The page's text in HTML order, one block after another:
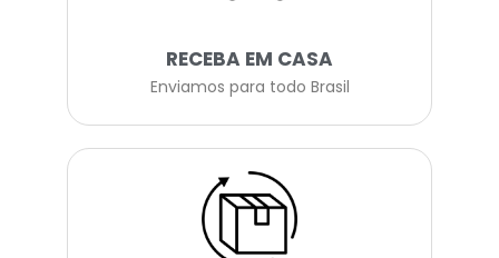
RECEBA EM CASA
Enviamos para todo Brasil